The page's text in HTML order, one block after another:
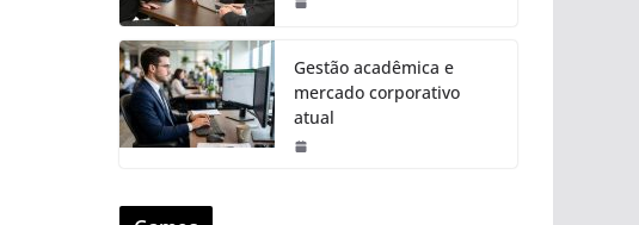
Gestão acadêmica e
mercado corporativo
atual